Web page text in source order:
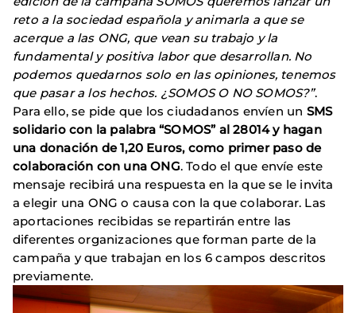
reto a la sociedad española y animarla a que se
acerque a las ONG, que vean su trabajo y la
fundamental y positiva labor que desarrollan. No
podemos quedarnos solo en las opiniones, tenemos
que pasar a los hechos. ¿SOMOS O NO SOMOS?”.
Para ello, se pide que los ciudadanos envíen un SMS
solidario con la palabra “SOMOS” al 28014 y hagan
una donación de 1,20 Euros, como primer paso de
colaboración con una ONG. Todo el que envíe este
mensaje recibirá una respuesta en la que se le invita
a elegir una ONG o causa con la que colaborar. Las
aportaciones recibidas se repartirán entre las
diferentes organizaciones que forman parte de la
campaña y que trabajan en los 6 campos descritos
previamente.